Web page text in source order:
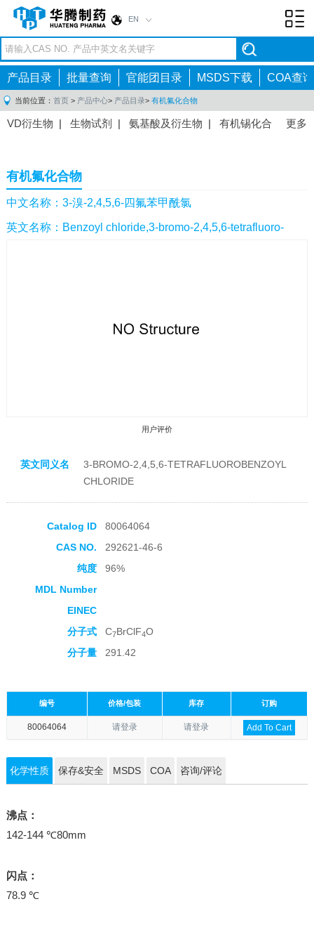
EN
产品目录 批量查询 官能团目录 MSDS下载 COA查询
当前位置： 首页 > 产品中心> 产品目录> 有机氟化合物
更多
VD衍生物 | 生物试剂 | 氨基酸及衍生物 | 有机锡化合
间体|抗高血压药物中间体
感染药物中间体|
体 |抗精神病药物中间体 |抗炎药物中间体
药中间体|其他原料药中间体|
有机氟化合物
中文名称：3-溴-2,4,5,6-四氟苯甲酰氯
英文名称：Benzoyl chloride,3-bromo-2,4,5,6-tetrafluoro-
用户评价
收藏产品
英文同义名
3-BROMO-2,4,5,6-TETRAFLUOROBENZOYL
CHLORIDE
Catalog ID
80064064
CAS NO.
292621-46-6
纯度
96%
MDL Number
EINEC
分子式
C7BrClF4O
分子量
291.42
编号 价格/包装 库存 订购
80064064 请登录 请登录 Add To Cart
化学性质 保存&安全 MSDS COA 咨询/评论
沸点：
142-144 ℃80mm
闪点：
78.9 ℃